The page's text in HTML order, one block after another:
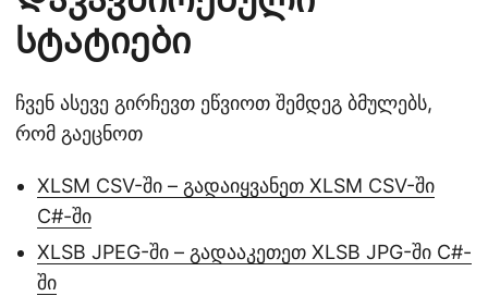
სტატიები
ჩვენ ასევე გირჩევთ ეწვიოთ შემდეგ ბმულებს,
რომ გაეცნოთ
XLSM CSV-ში – გადაიყვანეთ XLSM CSV-ში
C#-ში
XLSB JPEG-ში – გადააკეთეთ XLSB JPG-ში C#-
ში